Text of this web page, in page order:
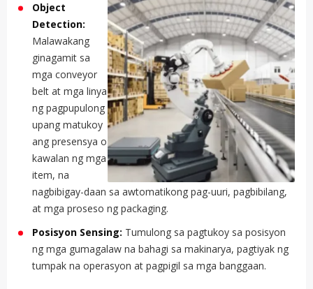
Object
Detection:
Malawakang
ginagamit sa
mga conveyor
belt at mga linya
ng pagpupulong
upang matukoy
ang presensya o
kawalan ng mga
item, na
nagbibigay-daan sa awtomatikong pag-uuri, pagbibilang,
at mga proseso ng packaging.
Posisyon Sensing: Tumulong sa pagtukoy sa posisyon
ng mga gumagalaw na bahagi sa makinarya, pagtiyak ng
tumpak na operasyon at pagpigil sa mga banggaan.